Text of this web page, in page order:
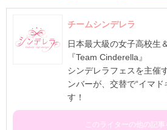
チームシンデレラ
日本最大級の女子高校生
『Team Cinderella』
シンデレラフェスを主催
ンバーが、交替で“イマド
す！
このライターの他の記事